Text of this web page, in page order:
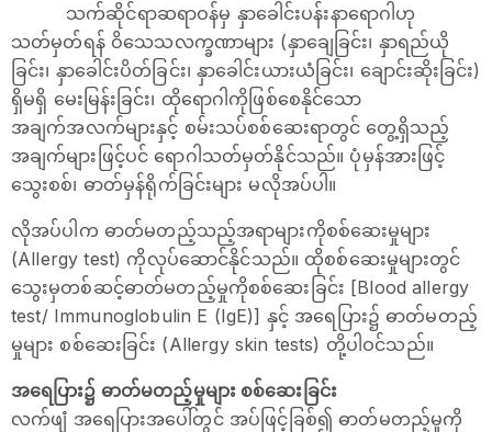
သက်ဆိုင်ရာဆရာဝန်မှ နှာခေါင်းပန်းနာရောဂါဟု
သတ်မှတ်ရန် ဝိသေသလက္ခဏာများ (နှာချေခြင်း၊ နှာရည်ယို
ခြင်း၊ နှာခေါင်းပိတ်ခြင်း၊ နှာခေါင်းယားယံခြင်း၊ ချောင်းဆိုးခြင်း)
ရှိမရှိ မေးမြန်းခြင်း၊ ထိုရောဂါကိုဖြစ်စေနိုင်သော
အချက်အလက်များနှင့် စမ်းသပ်စစ်​ဆေးရာတွင် တွေ့ရှိသည့်
အချက်များဖြင့်ပင် ​ရောဂါသတ်မှတ်နိုင်သည်။ ပုံမှန်အားဖြင့်
သွေးစစ်၊ ဓာတ်မှန်ရိုက်ခြင်းများ မလိုအပ်ပါ။
လိုအပ်ပါက ဓာတ်မတည့်သည့်အရာများကိုစစ်​ဆေးမှုများ
(Allergy test) ကိုလုပ်​ဆောင်နိုင်သည်။ ထိုစစ်​ဆေးမှုများတွင် ​
သွေးမှတစ်ဆင့်ဓာတ်မတည့်မှုကိုစစ်​ဆေးခြင်း [Blood allergy
test/ Immunoglobulin E (IgE)] နှင့် အ​ရေပြား​၌ ဓာတ်မတည့်
မှုများ စစ်​ဆေးခြင်း (Allergy skin tests) တို့ပါဝင်သည်။
အ​ရေပြား​၌ ဓာတ်မတည့်မှုများ စစ်​ဆေးခြင်း
လက်ဖျံ အ​ရေပြားအ​ပေါ်တွင် အပ်ဖြင့်ခြစ်၍ ဓာတ်မတည့်မှုကို